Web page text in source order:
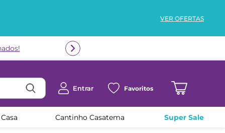
VER OFERTAS
Entrar Favoritos
Cantinho Casatema Super Sale